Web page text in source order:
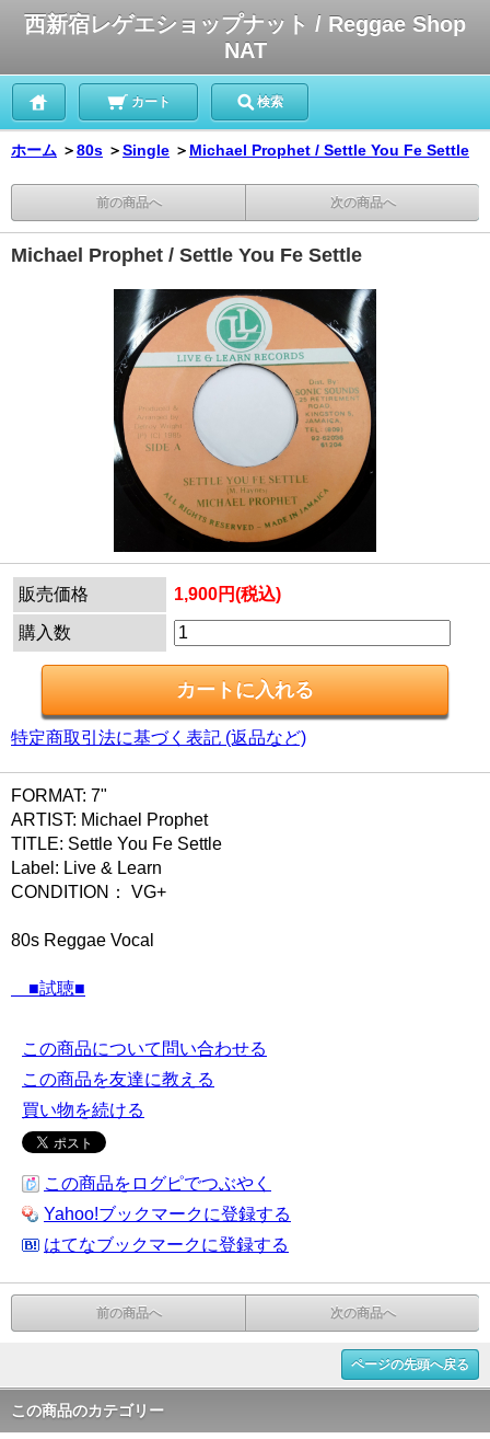
西新宿レゲエショップナット / Reggae Shop
NAT
カート 検索
ホーム ＞80s ＞Single ＞ Michael Prophet / Settle You Fe Settle
前の商品へ 次の商品へ
Michael Prophet / Settle You Fe Settle
販売価格 1,900円(税込)
購入数
特定商取引法に基づく表記 (返品など)
FORMAT: 7"
ARTIST: Michael Prophet
TITLE: Settle You Fe Settle
Label: Live & Learn
CONDITION： VG+
80s Reggae Vocal
■試聴■
この商品について問い合わせる
この商品を友達に教える
買い物を続ける
この商品をログピでつぶやく
Yahoo!ブックマークに登録する
はてなブックマークに登録する
前の商品へ 次の商品へ
ページの先頭へ戻る
この商品のカテゴリー